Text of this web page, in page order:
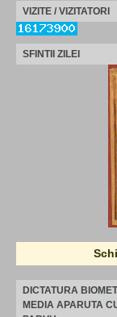
VIZITE / VIZITATORI
SFINTII ZILEI
DICTATURA
MEDIA APARUTA